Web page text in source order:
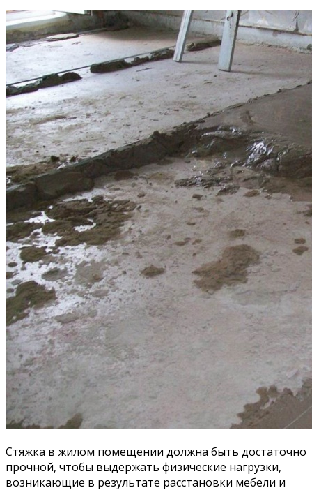
Стяжка в жилом помещении должна быть достаточно
прочной, чтобы выдержать физические нагрузки,
возникающие в результате расстановки мебели и